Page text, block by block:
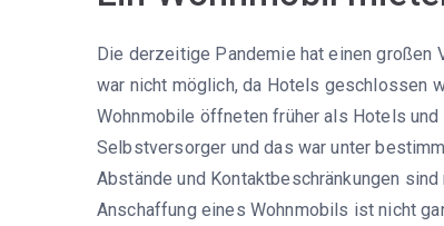
Die derzeitige Pandemie hat einen großen
war nicht möglich, da Hotels geschlossen
Wohnmobile öffneten früher als Hotels
Selbstversorger und das war unter
Abstände und Kontaktbeschränkungen
Anschaffung eines Wohnmobils ist nicht